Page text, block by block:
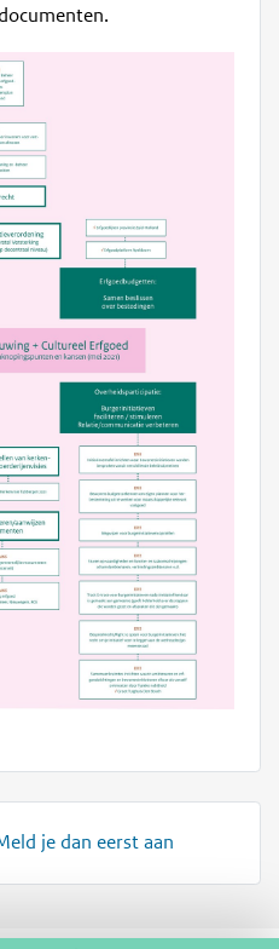
je dan eerst aan